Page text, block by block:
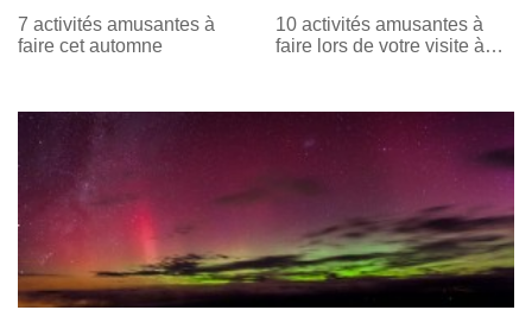
7 activités amusantes à
faire cet automne
10 activités amusantes à
faire lors de votre visite à